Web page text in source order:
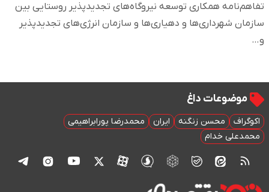
تفاهم‌نامه همکاری توسعه نیروگاه‌های تجدیدپذیر روستایی بین
سازمان شهرداری‌ها و دهیاری‌ها و سازمان انرژی‌های تجدیدپذیر
و…
موضوعات داغ
اکوگراف محسن زنگنه ایران
محمدرضا پورابراهیمی
محمدعلی خدام